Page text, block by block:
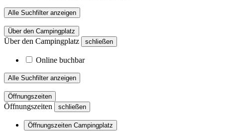
Alle Suchfilter anzeigen
Über den Campingplatz
Über den Campingplatz schließen
Online buchbar
Alle Suchfilter anzeigen
Öffnungszeiten
Öffnungszeiten schließen
Öffnungszeiten Campingplatz